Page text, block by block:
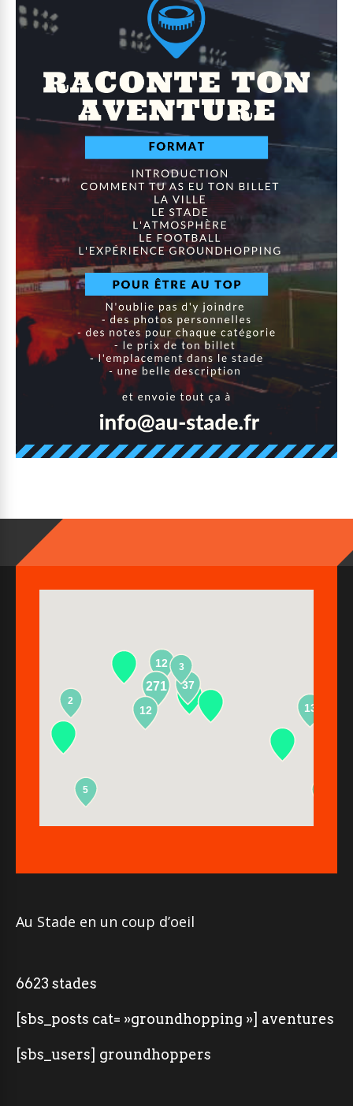
12
271
13
37
2
5
12
3
Au Stade en un coup d’oeil
6623 stades
[sbs_posts cat= »groundhopping »] aventures
[sbs_users] groundhoppers